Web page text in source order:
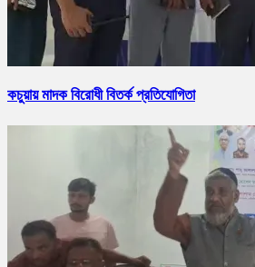
কচুয়ায় মাদক বিরোধী বিতর্ক প্রতিযোগিতা